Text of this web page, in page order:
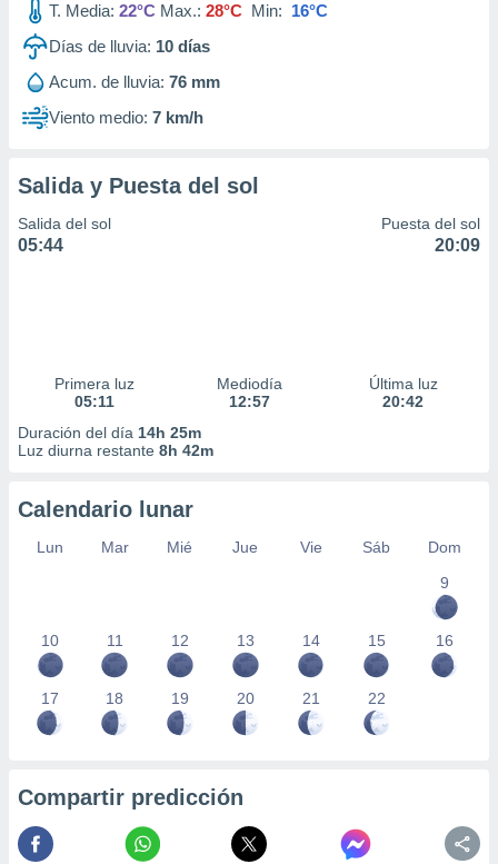
T. Media: 22°C Max.: 28°C Min: 16°C
Días de lluvia: 10 días
Acum. de lluvia: 76 mm
Viento medio: 7 km/h
Salida y Puesta del sol
Salida del sol
05:44
Puesta del sol
20:09
Primera luz
05:11
Mediodía
12:57
Última luz
20:42
Duración del día 14h 25m
Luz diurna restante 8h 42m
Calendario lunar
Lun Mar Mié Jue Vie Sáb
Dom
9
10 11 12 13 14 15 16
17 18 19 20 21 22
Compartir predicción